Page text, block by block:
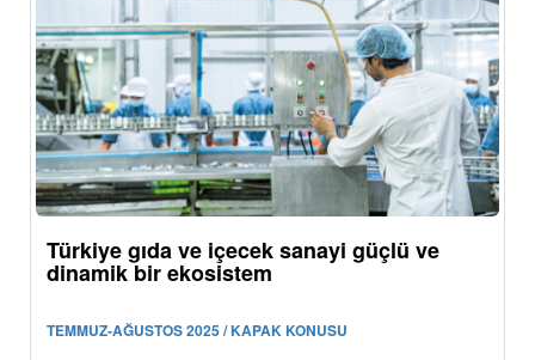
Türkiye gıda ve içecek sanayi güçlü ve
dinamik bir ekosistem
TEMMUZ-AĞUSTOS 2025 / KAPAK KONUSU